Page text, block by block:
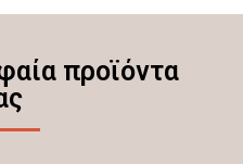
προϊόντα